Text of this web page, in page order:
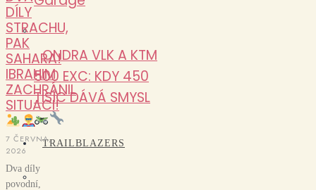
ONDRA VLK A KTM
500 EXC: KDY 450
TISÍC DÁVÁ SMYSL
TRAILBLAZERS
DÍLY
STRACHU,
PAK
SAHARA!
IBRAHIM
ZACHRÁNIL
SITUACI!
7 ČERVNA,
2026
Dva díly
povodní,